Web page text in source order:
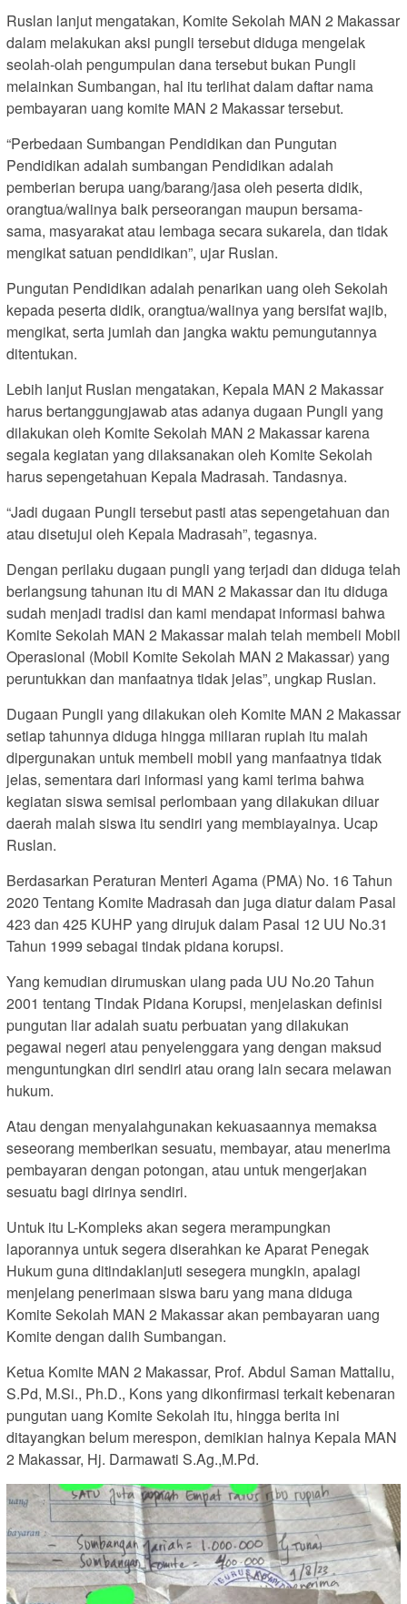
Ruslan lanjut mengatakan, Komite Sekolah MAN 2 Makassar
dalam melakukan aksi pungli tersebut diduga mengelak
seolah-olah pengumpulan dana tersebut bukan Pungli
melainkan Sumbangan, hal itu terlihat dalam daftar nama
pembayaran uang komite MAN 2 Makassar tersebut.
“Perbedaan Sumbangan Pendidikan dan Pungutan
Pendidikan adalah sumbangan Pendidikan adalah
pemberian berupa uang/barang/jasa oleh peserta didik,
orangtua/walinya baik perseorangan maupun bersama-
sama, masyarakat atau lembaga secara sukarela, dan tidak
mengikat satuan pendidikan”, ujar Ruslan.
Pungutan Pendidikan adalah penarikan uang oleh Sekolah
kepada peserta didik, orangtua/walinya yang bersifat wajib,
mengikat, serta jumlah dan jangka waktu pemungutannya
ditentukan.
Lebih lanjut Ruslan mengatakan, Kepala MAN 2 Makassar
harus bertanggungjawab atas adanya dugaan Pungli yang
dilakukan oleh Komite Sekolah MAN 2 Makassar karena
segala kegiatan yang dilaksanakan oleh Komite Sekolah
harus sepengetahuan Kepala Madrasah. Tandasnya.
“Jadi dugaan Pungli tersebut pasti atas sepengetahuan dan
atau disetujui oleh Kepala Madrasah”, tegasnya.
Dengan perilaku dugaan pungli yang terjadi dan diduga telah
berlangsung tahunan itu di MAN 2 Makassar dan itu diduga
sudah menjadi tradisi dan kami mendapat informasi bahwa
Komite Sekolah MAN 2 Makassar malah telah membeli Mobil
Operasional (Mobil Komite Sekolah MAN 2 Makassar) yang
peruntukkan dan manfaatnya tidak jelas”, ungkap Ruslan.
Dugaan Pungli yang dilakukan oleh Komite MAN 2 Makassar
setiap tahunnya diduga hingga miliaran rupiah itu malah
dipergunakan untuk membeli mobil yang manfaatnya tidak
jelas, sementara dari informasi yang kami terima bahwa
kegiatan siswa semisal perlombaan yang dilakukan diluar
daerah malah siswa itu sendiri yang membiayainya. Ucap
Ruslan.
Berdasarkan Peraturan Menteri Agama (PMA) No. 16 Tahun
2020 Tentang Komite Madrasah dan juga diatur dalam Pasal
423 dan 425 KUHP yang dirujuk dalam Pasal 12 UU No.31
Tahun 1999 sebagai tindak pidana korupsi.
Yang kemudian dirumuskan ulang pada UU No.20 Tahun
2001 tentang Tindak Pidana Korupsi, menjelaskan definisi
pungutan liar adalah suatu perbuatan yang dilakukan
pegawai negeri atau penyelenggara yang dengan maksud
menguntungkan diri sendiri atau orang lain secara melawan
hukum.
Atau dengan menyalahgunakan kekuasaannya memaksa
seseorang memberikan sesuatu, membayar, atau menerima
pembayaran dengan potongan, atau untuk mengerjakan
sesuatu bagi dirinya sendiri.
Untuk itu L-Kompleks akan segera merampungkan
laporannya untuk segera diserahkan ke Aparat Penegak
Hukum guna ditindaklanjuti sesegera mungkin, apalagi
menjelang penerimaan siswa baru yang mana diduga
Komite Sekolah MAN 2 Makassar akan pembayaran uang
Komite dengan dalih Sumbangan.
Ketua Komite MAN 2 Makassar, Prof. Abdul Saman Mattaliu,
S.Pd, M.Si., Ph.D., Kons yang dikonfirmasi terkait kebenaran
pungutan uang Komite Sekolah itu, hingga berita ini
ditayangkan belum merespon, demikian halnya Kepala MAN
2 Makassar, Hj. Darmawati S.Ag.,M.Pd.